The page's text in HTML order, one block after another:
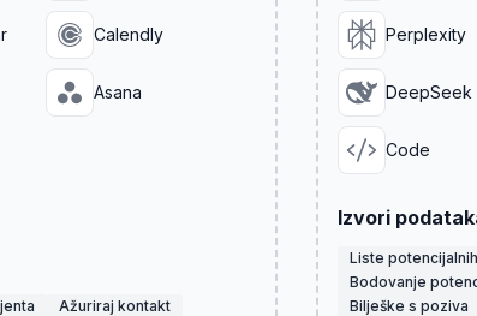
Calendly
Asana
Ažuriraj kontakt
Perplexity
DeepSeek
Code
Izvori
Liste
Bodovanje
Bilješke s poziva